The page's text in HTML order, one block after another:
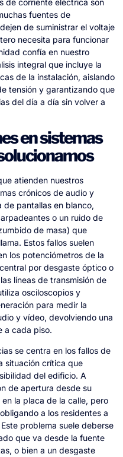
fuentes de
de suministrar el voltaje
necesita para funcionar
confía en nuestro
integral que incluye la
de la instalación, aislando
tensión y garantizando que
del día a día sin volver a
en sistemas
atienden nuestros
crónicos de audio y
de pantallas en blanco,
o un ruido de
de masa) que
Estos fallos suelen
los potenciómetros de la
por desgaste óptico o
líneas de transmisión de
osciloscopios y
para medir la
y vídeo, devolviendo una
a cada piso.
se centra en los fallos de
situación crítica que
del edificio. A
de apertura desde su
la placa de la calle, pero
a los residentes a
problema suele deberse
que va desde la fuente
o bien a un desgaste